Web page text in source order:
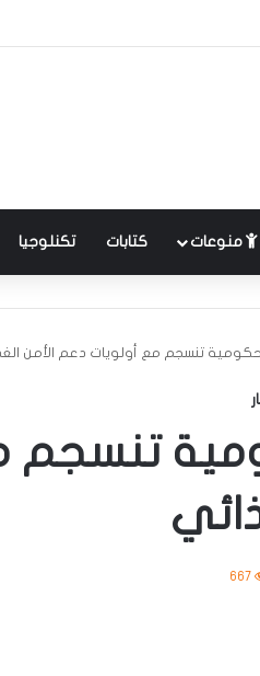
منوعات كتابات تكنلوجيا
تنسجم مع أولويات دعم الأمن
تنسجم
667